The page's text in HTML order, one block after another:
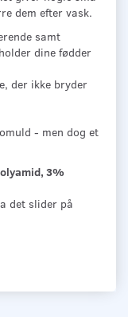
dem efter vask.
samt
dine fødder
der ikke bryder
- men dog et
3%
det slider på